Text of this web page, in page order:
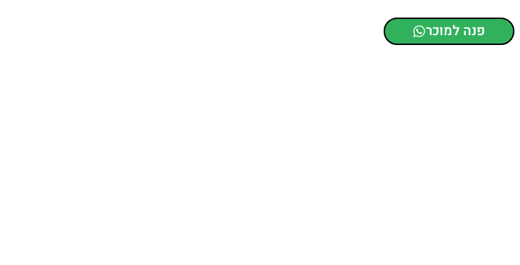
פנה למוכר